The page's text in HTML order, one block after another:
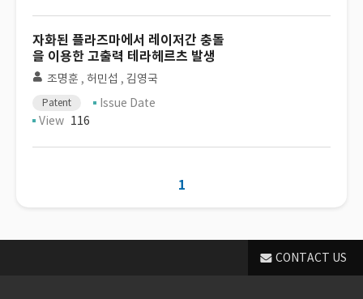
자화된 플라즈마에서 레이저간 충돌
을 이용한 고출력 테라헤르츠 발생
조명훈 , 허민섭 , 김영국
Patent
Issue Date
View 116
1
CONTACT US